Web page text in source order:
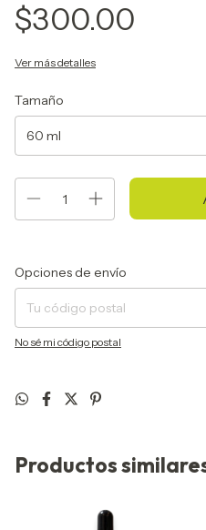
$300.00
Ver más detalles
Tamaño
Entregas para el CP:
Opciones de envío
No sé mi código postal
Productos